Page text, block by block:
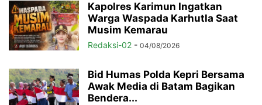
Kapolres Karimun Ingatkan
Warga Waspada Karhutla Saat
Musim Kemarau
Redaksi-02 - 04/08/2026
Bid Humas Polda Kepri Bersama
Awak Media di Batam Bagikan
Bendera...